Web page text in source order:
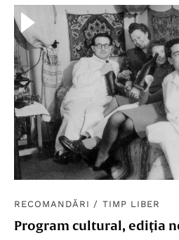
RECOMANDĂRI / TIMP LIBER
Program cultural, ediția